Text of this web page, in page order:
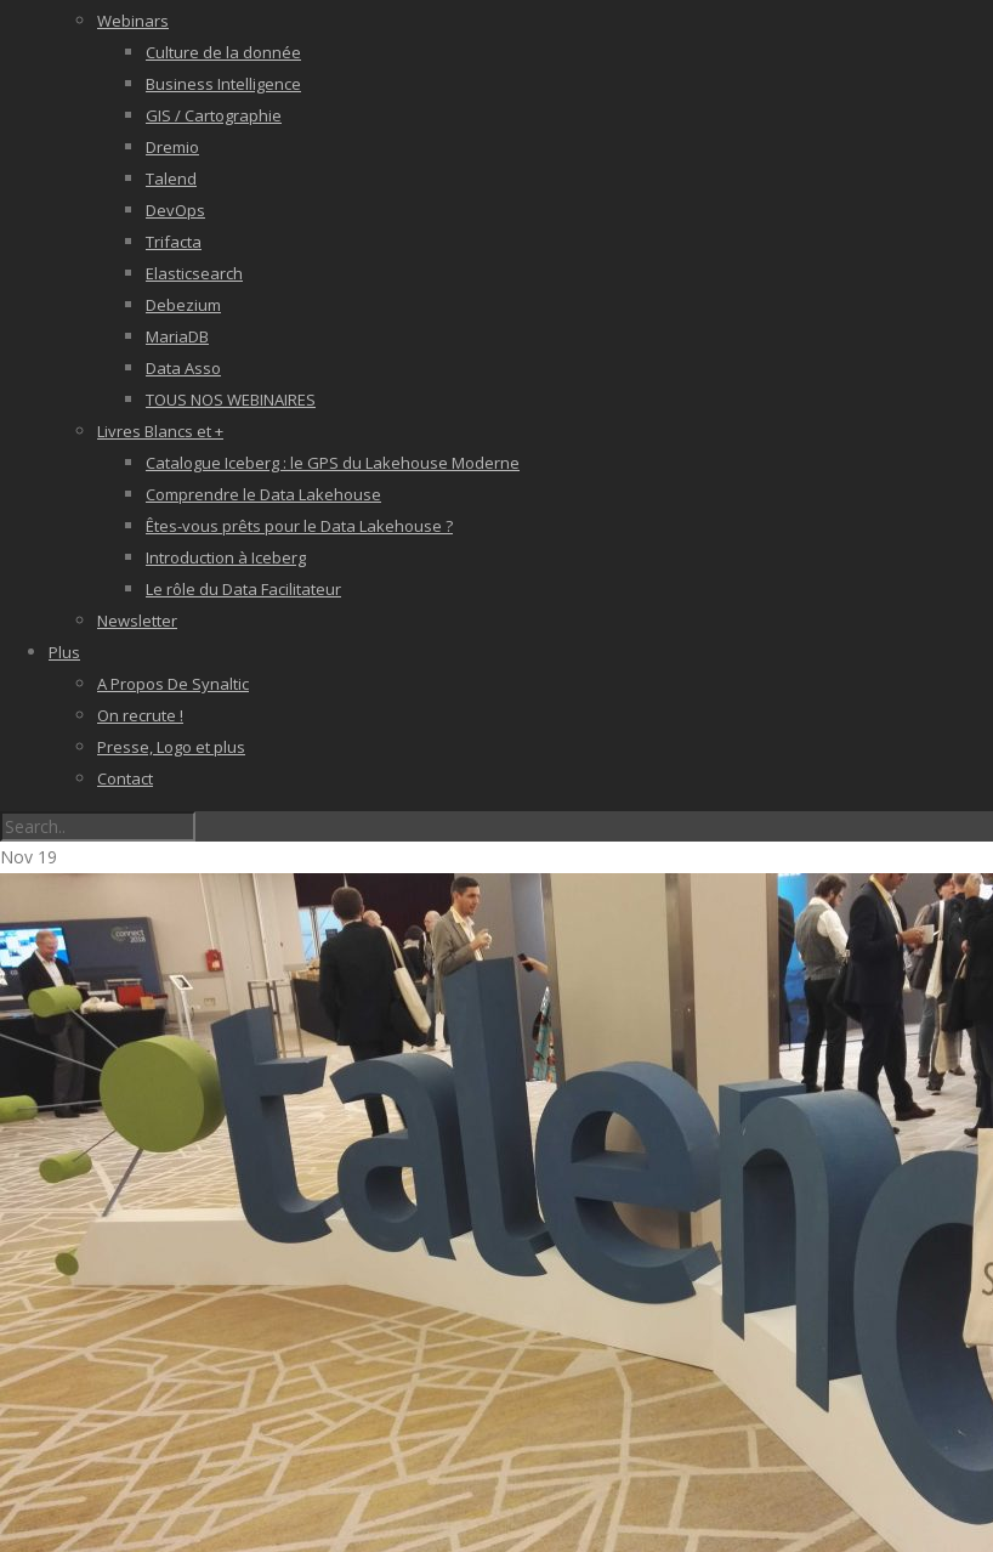
Webinars
Culture de la donnée
Business Intelligence
GIS / Cartographie
Dremio
Talend
DevOps
Trifacta
Elasticsearch
Debezium
MariaDB
Data Asso
TOUS NOS WEBINAIRES
Livres Blancs et +
Catalogue Iceberg : le GPS du Lakehouse Moderne
Comprendre le Data Lakehouse
Êtes-vous prêts pour le Data Lakehouse ?
Introduction à Iceberg
Le rôle du Data Facilitateur
Newsletter
Plus
A Propos De Synaltic
On recrute !
Presse, Logo et plus
Contact
Nov 19